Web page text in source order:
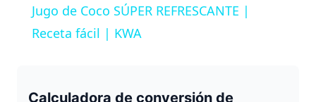
Jugo de Coco SÚPER REFRESCANTE |
Receta fácil | KWA
Calculadora de conversión de